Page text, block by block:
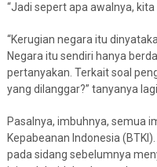
“Jadi sepert apa awalnya,
“Kerugian negara itu
Negara itu sendiri hanya
pertanyakan. Terkait soal
yang dilanggar?” tanyanya
Pasalnya, imbuhnya, semua
Kepabeanan Indonesia
pada sidang sebelumnya